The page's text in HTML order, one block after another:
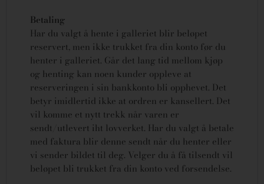
Betaling
Har du valgt å hente i galleriet blir beløpet
reservert, men ikke trukket fra din konto før du
henter i galleriet. Går det lang tid mellom kjøp
og henting kan noen kunder oppleve at
reserveringen i sin bankkonto bli opphevet. Det
betyr imidlertid ikke at ordren er kansellert. Det
vil komme et nytt trekk når varen er
sendt/utlevert iht lovverket. Har du valgt å betale
med faktura blir denne sendt når du henter eller
vi sender bildet til deg. Velger du å få tilsendt vil
beløpet bli trukket fra din konto ved forsendelse.